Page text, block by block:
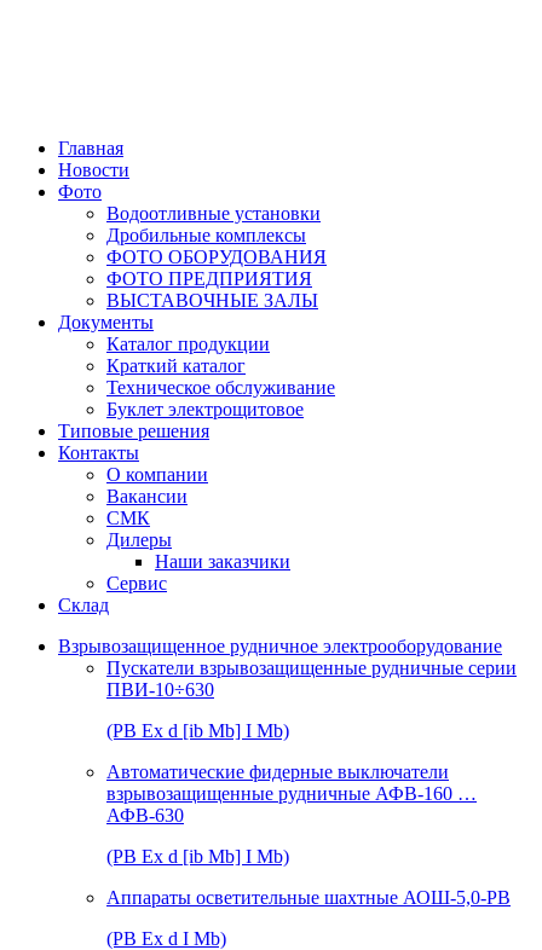
Главная
Новости
Фото
Водоотливные установки
Дробильные комплексы
ФОТО ОБОРУДОВАНИЯ
ФОТО ПРЕДПРИЯТИЯ
ВЫСТАВОЧНЫЕ ЗАЛЫ
Документы
Каталог продукции
Краткий каталог
Техническое обслуживание
Буклет электрощитовое
Типовые решения
Контакты
О компании
Вакансии
СМК
Дилеры
Наши заказчики
Сервис
Склад
Взрывозащищенное рудничное электрооборудование
Пускатели взрывозащищенные рудничные серии
ПВИ-10÷630
(РВ Ex d [ib Mb] I Mb)
Автоматические фидерные выключатели
взрывозащищенные рудничные АФВ-160 …
АФВ-630
(РВ Ex d [ib Mb] I Mb)
Аппараты осветительные шахтные АОШ-5,0-РВ
(РВ Ex d I Mb)